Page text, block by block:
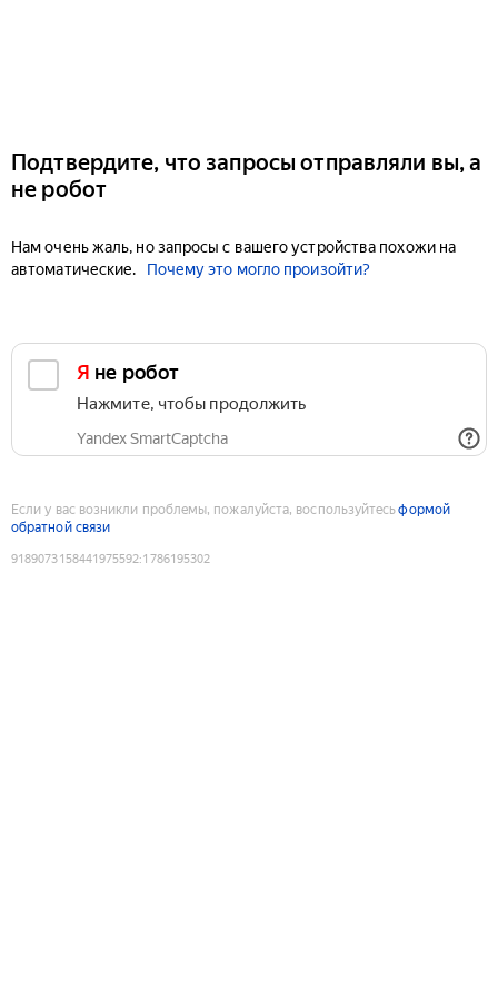
Подтвердите, что запросы отправляли вы, а
не робот
Нам очень жаль, но запросы с вашего устройства похожи на
автоматические.
Почему это могло произойти?
Я не робот
Нажмите, чтобы продолжить
Yandex SmartCaptcha
Если у вас возникли проблемы, пожалуйста, воспользуйтесьформой
обратной связи
9189073158441975592:1786195302